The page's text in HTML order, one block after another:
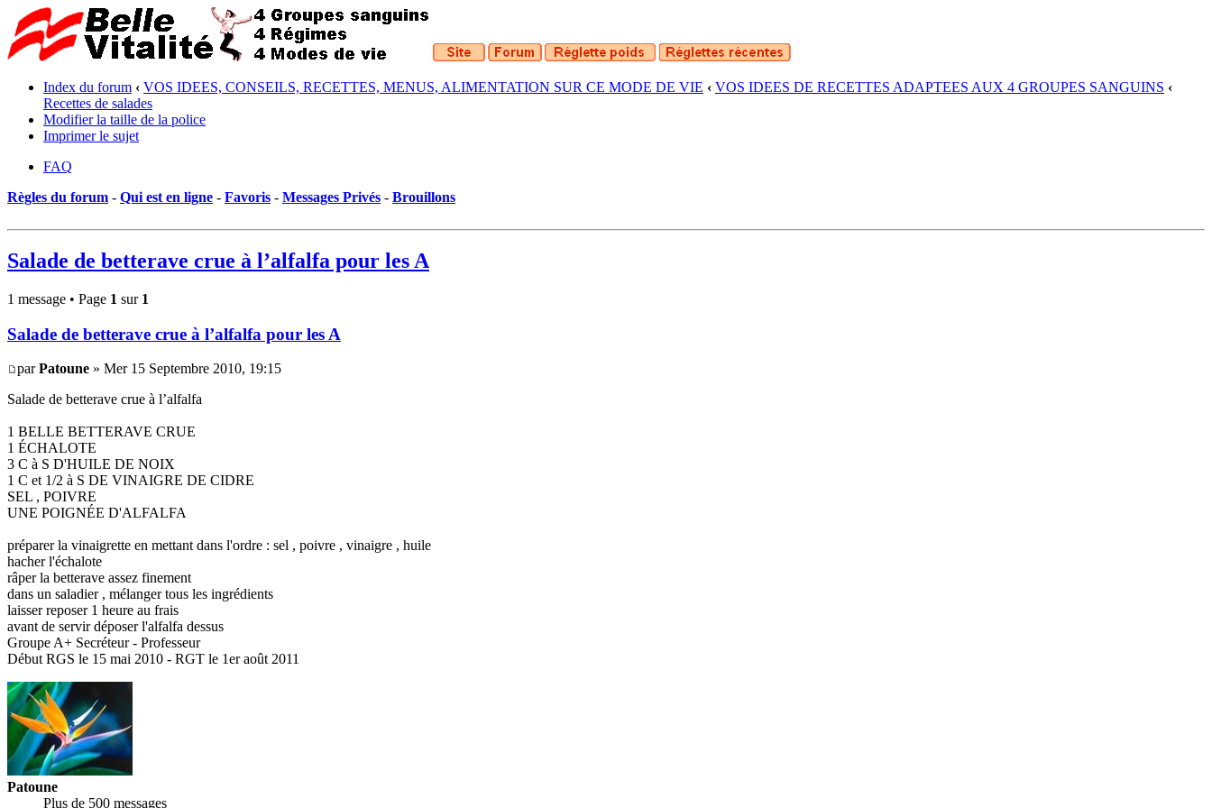
Index du forum ‹ VOS IDEES, CONSEILS, RECETTES, MENUS, ALIMENTATION SUR CE MODE DE VIE ‹ VOS IDEES DE RECETTES ADAPTEES AUX 4 GROUPES SANGUINS ‹
Recettes de salades
Modifier la taille de la police
Imprimer le sujet
FAQ
Règles du forum - Qui est en ligne - Favoris - Messages Privés - Brouillons
Salade de betterave crue à l’alfalfa pour les A
1 message • Page 1 sur 1
Salade de betterave crue à l’alfalfa pour les A
parPatoune » Mer 15 Septembre 2010, 19:15
Salade de betterave crue à l’alfalfa
1 BELLE BETTERAVE CRUE
1 ÉCHALOTE
3 C à S D'HUILE DE NOIX
1 C et 1/2 à S DE VINAIGRE DE CIDRE
SEL , POIVRE
UNE POIGNÉE D'ALFALFA
préparer la vinaigrette en mettant dans l'ordre : sel , poivre , vinaigre , huile
hacher l'échalote
râper la betterave assez finement
dans un saladier , mélanger tous les ingrédients
laisser reposer 1 heure au frais
avant de servir déposer l'alfalfa dessus
Groupe A+ Secréteur - Professeur
Début RGS le 15 mai 2010 - RGT le 1er août 2011
Patoune
Plus de 500 messages